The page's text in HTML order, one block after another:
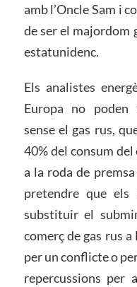
amb l’Oncle Sam i
de ser el majordom
estatunidenc.
Els analistes
Europa no poden
sense el gas rus,
40% del consum
a la roda de
pretendre que
substituir el
comerç de gas rus
per un conflicte o
repercussions per